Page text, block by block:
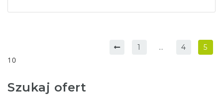
1 … 4 5
10
Szukaj ofert